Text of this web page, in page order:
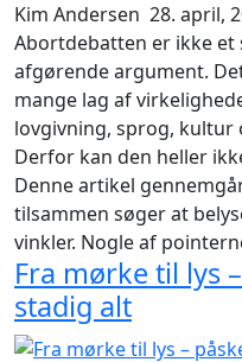
Kim Andersen 28. april,
Abortdebatten er ikke
afgørende argument.
mange lag af
lovgivning, sprog, kultur
Derfor kan den heller
Denne artikel
tilsammen søger at
vinkler. Nogle af
Fra mørke til lys
stadig alt